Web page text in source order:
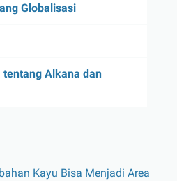
Globalisasi
tentang Alkana dan
Kayu Bisa Menjadi Area